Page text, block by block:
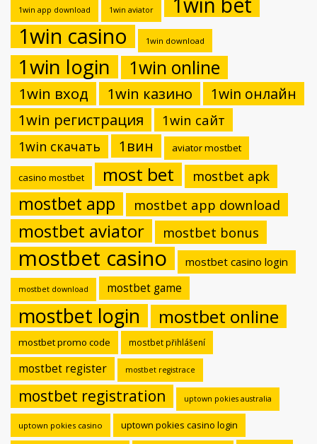
1win app download 1win aviator
1win casino
1win download
1win login 1win online
1win вход 1win казино
1win онлайн
1win регистрация
1win сайт
1win скачать 1вин aviator mostbet
casino mostbet most bet mostbet apk
mostbet app mostbet app download
mostbet aviator mostbet bonus
mostbet casino mostbet casino login
mostbet download mostbet game
mostbet login mostbet online
mostbet promo code mostbet přihlášení
mostbet register mostbet registrace
mostbet registration uptown pokies australia
uptown pokies casino uptown pokies casino login